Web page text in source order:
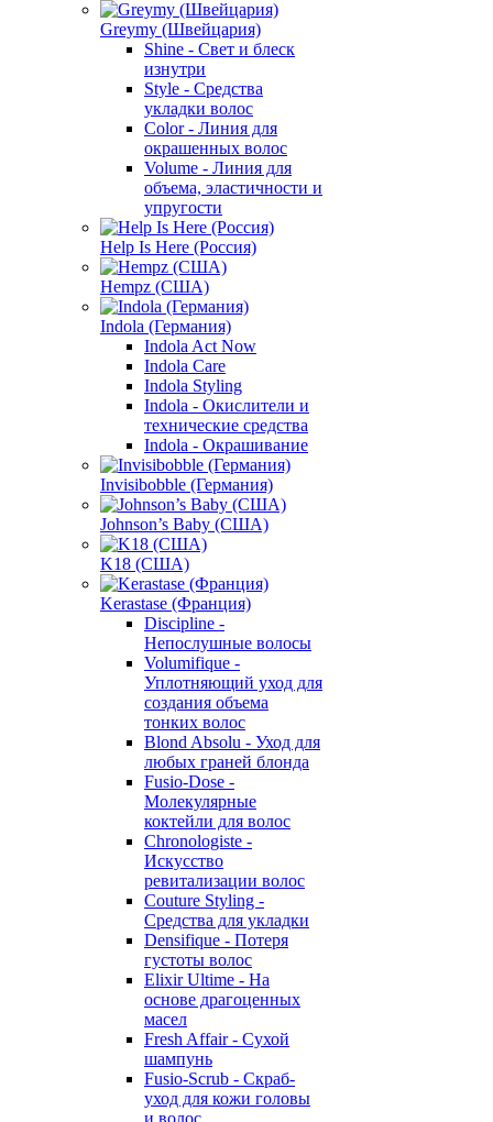
Greymy (Швейцария)
Shine - Свет и блеск
изнутри
Style - Средства
укладки волос
Color - Линия для
окрашенных волос
Volume - Линия для
объема, эластичности и
упругости
Help Is Here (Россия)
Hempz (США)
Indola (Германия)
Indola Act Now
Indola Care
Indola Styling
Indola - Окислители и
технические средства
Indola - Окрашивание
Invisibobble (Германия)
Johnson’s Baby (США)
K18 (США)
Kerastase (Франция)
Discipline -
Непослушные волосы
Volumifique -
Уплотняющий уход для
создания объема
тонких волос
Blond Absolu - Уход для
любых граней блонда
Fusio-Dose -
Молекулярные
коктейли для волос
Chronologiste -
Искусство
ревитализации волос
Couture Styling -
Средства для укладки
Densifique - Потеря
густоты волос
Elixir Ultime - На
основе драгоценных
масел
Fresh Affair - Сухой
шампунь
Fusio-Scrub - Скраб-
уход для кожи головы
и волос